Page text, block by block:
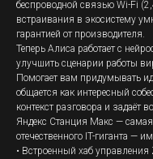
беспроводной связью Wi-Fi
встраивания в экосистему
гарантией от производителя.
Теперь Алиса работает с
улучшить сценарии работы
Помогает вам придумывать
общается как интересный
контекст разговора и задаёт
Яндекс Станция Макс —
отечественного IT-гиганта —
• Встроенный хаб